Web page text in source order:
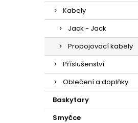
Kabely
Jack - Jack
Propojovací kabely
Příslušenství
Oblečení a doplňky
Baskytary
Smyčce